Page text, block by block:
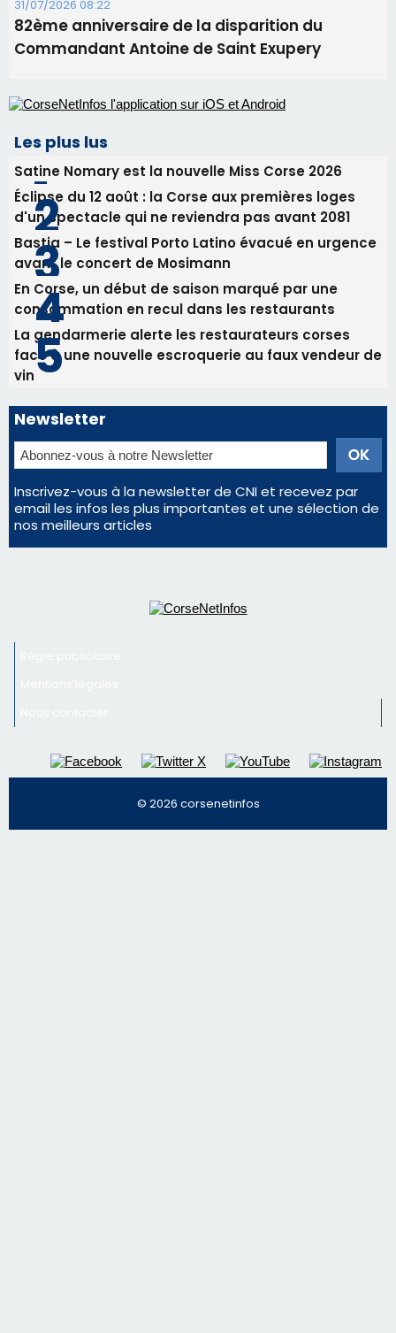
05/08/2026 09:53
Biguglia : messe de la Sainte-Marie et
procession le 14 août
Tennis - Début ce week-end du tournoi du
RCPV
31/07/2026 08:22
82ème anniversaire de la disparition du
Commandant Antoine de Saint Exupery
Les plus lus
Satine Nomary est la nouvelle Miss Corse 2026
Éclipse du 12 août : la Corse aux premières loges
d'un spectacle qui ne reviendra pas avant 2081
Bastia – Le festival Porto Latino évacué en urgence
avant le concert de Mosimann
En Corse, un début de saison marqué par une
consommation en recul dans les restaurants
La gendarmerie alerte les restaurateurs corses
face à une nouvelle escroquerie au faux vendeur de